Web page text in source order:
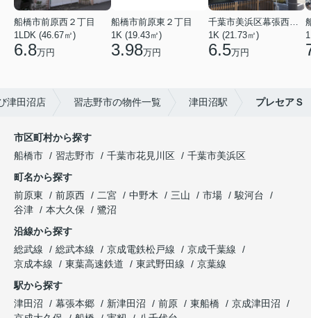
船橋市前原西２丁目
1LDK (46.67㎡)
6.8万円
船橋市前原東２丁目
1K (19.43㎡)
3.98万円
千葉市美浜区幕張西１丁目
1K (21.73㎡)
6.5万円
津田沼店 習志野市の物件一覧 津田沼駅 プレセアＳ
市区町村から探す
船橋市
習志野市 千葉市花見川区
千葉市美浜区
町名から探す
前原東
前原西 二宮 中野木 三山 市場
駿河台
谷津
本大久保
鷺沼
沿線から探す
総武線
総武本線 京成電鉄松戸線
京成千葉線
京成本線
東葉高速鉄道 東武野田線
京葉線
駅から探す
津田沼
幕張本郷 新津田沼 前原 東船橋
京成津田沼